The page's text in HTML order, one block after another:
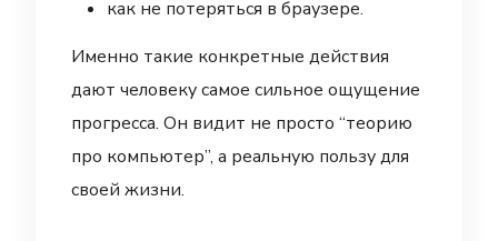
как не потеряться в браузере.
Именно такие конкретные действия
дают человеку самое сильное ощущение
прогресса. Он видит не просто “теорию
про компьютер”, а реальную пользу для
своей жизни.